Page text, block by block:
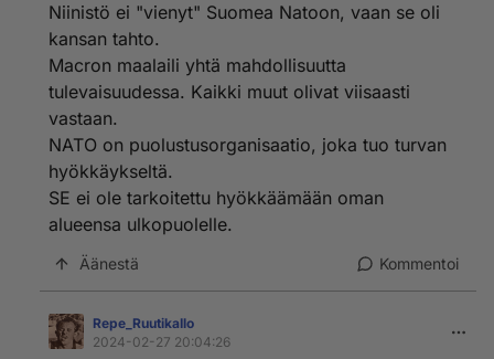
Niinistö ei "vienyt" Suomea Natoon, vaan se oli
kansan tahto.
Macron maalaili yhtä mahdollisuutta
tulevaisuudessa. Kaikki muut olivat viisaasti
vastaan.
NATO on puolustusorganisaatio, joka tuo turvan
hyökkäykseltä.
SE ei ole tarkoitettu hyökkäämään oman
alueensa ulkopuolelle.
Äänestä Kommentoi
Repe_RuutikaIlo
2024-02-27 20:04:26